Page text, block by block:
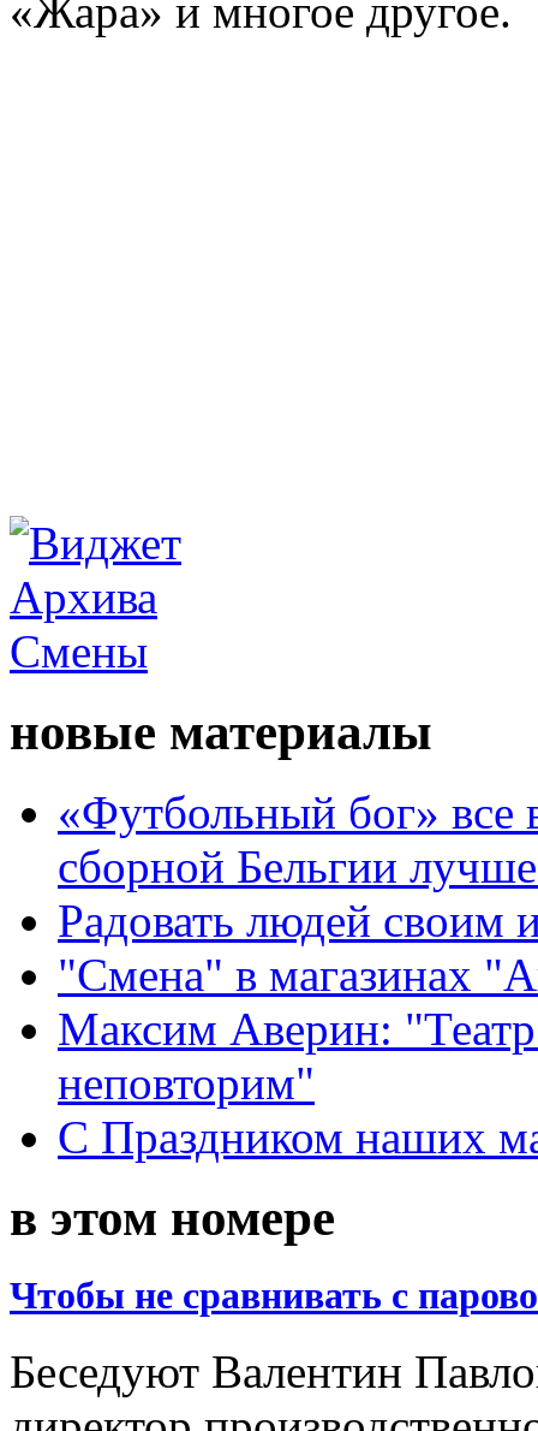
«Жара» и многое другое.
новые материалы
«Футбольный бог» все
сборной Бельгии
Радовать людей своим
"Смена" в магазинах
Максим Аверин:
неповторим"
С Праздником наших
в этом номере
Чтобы не сравнивать с
Беседуют Валентин